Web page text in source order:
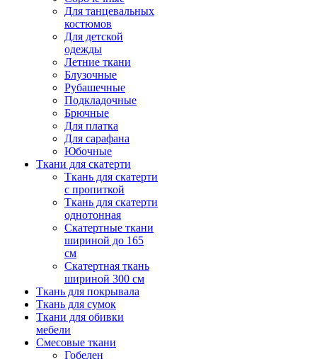
Для танцевальных
костюмов
Для детской
одежды
Летние ткани
Блузочные
Рубашечные
Подкладочные
Брючные
Для платка
Для сарафана
Юбочные
Ткани для скатерти
Ткань для скатерти
с пропиткой
Ткань для скатерти
однотонная
Скатертные ткани
шириной до 165
см
Скатертная ткань
шириной 300 см
Ткань для покрывала
Ткань для сумок
Ткани для обивки
мебели
Смесовые ткани
Гобелен